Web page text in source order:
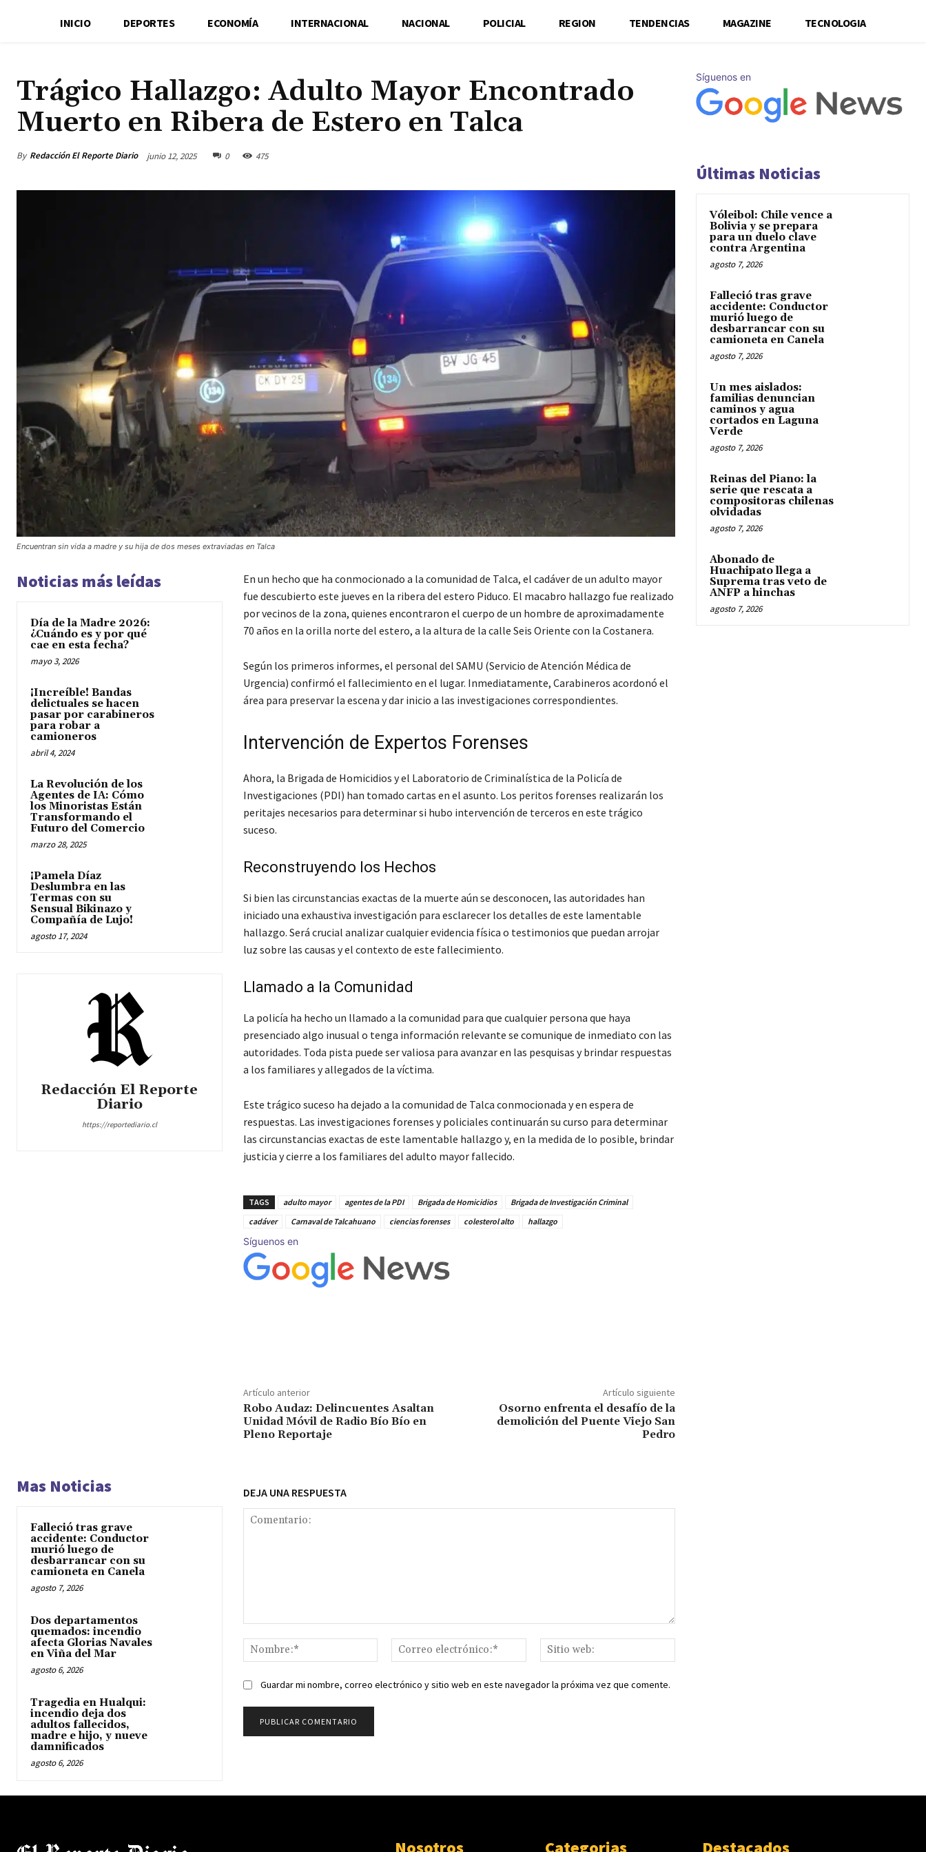
INICIO DEPORTES ECONOMÍA INTERNACIONAL NACIONAL POLICIAL REGION TENDENCIAS MAGAZINE TECNOLOGIA
Trágico Hallazgo: Adulto Mayor Encontrado
Muerto en Ribera de Estero en Talca
By Redacción El Reporte Diario junio 12, 2025 0 475
Encuentran sin vida a madre y su hija de dos meses extraviadas en Talca
Noticias más leídas
Día de la Madre 2026:
¿Cuándo es y por qué
cae en esta fecha?
mayo 3, 2026
¡Increíble! Bandas
delictuales se hacen
pasar por carabineros
para robar a
camioneros
abril 4, 2024
La Revolución de los
Agentes de IA: Cómo
los Minoristas Están
Transformando el
Futuro del Comercio
marzo 28, 2025
¡Pamela Díaz
Deslumbra en las
Termas con su
Sensual Bikinazo y
Compañía de Lujo!
agosto 17, 2024
Redacción El Reporte
Diario
https://reportediario.cl
En un hecho que ha conmocionado a la comunidad de Talca, el cadáver de un adulto mayor
fue descubierto este jueves en la ribera del estero Piduco. El macabro hallazgo fue realizado
por vecinos de la zona, quienes encontraron el cuerpo de un hombre de aproximadamente
70 años en la orilla norte del estero, a la altura de la calle Seis Oriente con la Costanera.
Según los primeros informes, el personal del SAMU (Servicio de Atención Médica de
Urgencia) confirmó el fallecimiento en el lugar. Inmediatamente, Carabineros acordonó el
área para preservar la escena y dar inicio a las investigaciones correspondientes.
Intervención de Expertos Forenses
Ahora, la Brigada de Homicidios y el Laboratorio de Criminalística de la Policía de
Investigaciones (PDI) han tomado cartas en el asunto. Los peritos forenses realizarán los
peritajes necesarios para determinar si hubo intervención de terceros en este trágico
suceso.
Reconstruyendo los Hechos
Si bien las circunstancias exactas de la muerte aún se desconocen, las autoridades han
iniciado una exhaustiva investigación para esclarecer los detalles de este lamentable
hallazgo. Será crucial analizar cualquier evidencia física o testimonios que puedan arrojar
luz sobre las causas y el contexto de este fallecimiento.
Llamado a la Comunidad
La policía ha hecho un llamado a la comunidad para que cualquier persona que haya
presenciado algo inusual o tenga información relevante se comunique de inmediato con las
autoridades. Toda pista puede ser valiosa para avanzar en las pesquisas y brindar respuestas
a los familiares y allegados de la víctima.
Este trágico suceso ha dejado a la comunidad de Talca conmocionada y en espera de
respuestas. Las investigaciones forenses y policiales continuarán su curso para determinar
las circunstancias exactas de este lamentable hallazgo y, en la medida de lo posible, brindar
justicia y cierre a los familiares del adulto mayor fallecido.
TAGS adulto mayor agentes de la PDI Brigada de Homicidios
Brigada de Investigación Criminal
cadáver
Carnaval de Talcahuano ciencias forenses colesterol alto hallazgo
Síguenos en
Artículo anterior
Robo Audaz: Delincuentes Asaltan
Unidad Móvil de Radio Bío Bío en
Pleno Reportaje
Artículo siguiente
Osorno enfrenta el desafío de la
demolición del Puente Viejo San
Pedro
Mas Noticias
Falleció tras grave
accidente: Conductor
murió luego de
desbarrancar con su
camioneta en Canela
agosto 7, 2026
Dos departamentos
quemados: incendio
afecta Glorias Navales
en Viña del Mar
agosto 6, 2026
Tragedia en Hualqui:
incendio deja dos
adultos fallecidos,
madre e hijo, y nueve
damnificados
agosto 6, 2026
DEJA UNA RESPUESTA
Nombre:*
Correo
electrónico:*
web:
Guardar mi nombre, correo electrónico y sitio web en este navegador la próxima vez que comente.
Síguenos en
Últimas Noticias
Vóleibol: Chile vence a
Bolivia y se prepara
para un duelo clave
contra Argentina
agosto 7, 2026
Falleció tras grave
accidente: Conductor
murió luego de
desbarrancar con su
camioneta en Canela
agosto 7, 2026
Un mes aislados:
familias denuncian
caminos y agua
cortados en Laguna
Verde
agosto 7, 2026
Reinas del Piano: la
serie que rescata a
compositoras chilenas
olvidadas
agosto 7, 2026
Abonado de
Huachipato llega a
Suprema tras veto de
ANFP a hinchas
agosto 7, 2026
Nosotros Categorias Destacados